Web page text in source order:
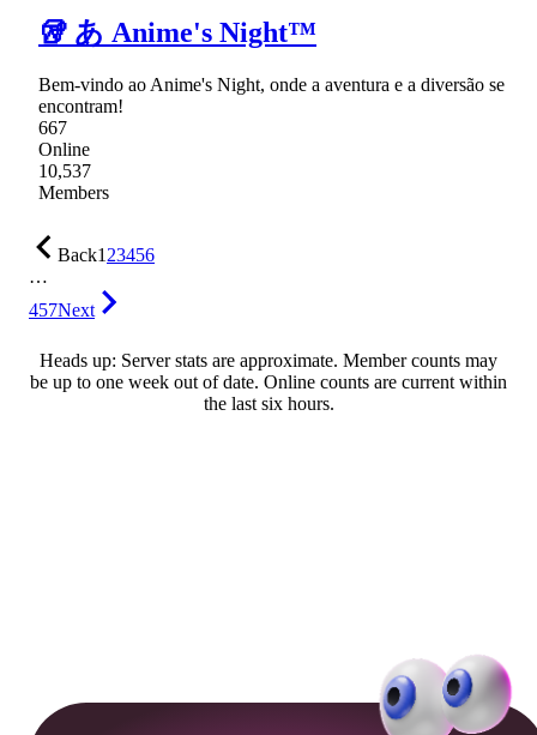
🥡 あ Anime's Night™
Bem-vindo ao Anime's Night, onde a aventura e a diversão se
encontram!
667
Online
10,537
Members
Back123456
…
457Next
Heads up: Server stats are approximate. Member counts may
be up to one week out of date. Online counts are current within
the last six hours.